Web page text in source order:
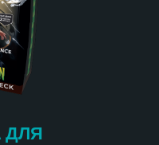
ДЛЯ